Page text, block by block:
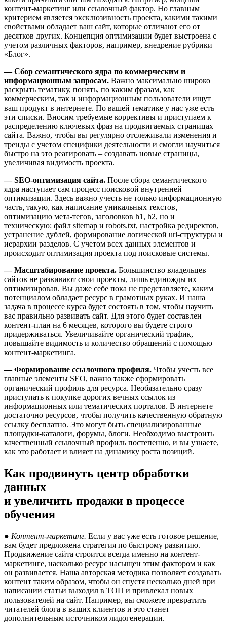
контент-маркетинг или ссылочный фактор. Но главным
критерием является эксклюзивность проекта, какими такими
свойствами обладает ваш сайт, которые отличают его от
десятков других. Концепция оптимизации будет выстроена с
учетом различных факторов, например, внедрение рубрики
«Блог».
— Сбор семантического ядра по коммерческим и
информационным запросам. Важно максимально широко
раскрыть тематику, понять, по каким фразам, как
коммерческим, так и информационным пользователи ищут
ваш продукт в интернете. По вашей тематике у нас уже есть
эти списки. Вносим требуемые коррективы и приступаем к
распределению ключевых фраз на продвигаемых страницах
сайта. Важно, чтобы вы регулярно отслеживали изменения и
тренды с учетом специфики деятельности и смогли научиться
быстро на это реагировать – создавать новые страницы,
увеличивая видимость проекта.
— SEO-оптимизация сайта. После сбора семантического
ядра наступает сам процесс поисковой внутренней
оптимизации. Здесь важно учесть не только информационную
часть, такую, как написание уникальных текстов,
оптимизацию мета-тегов, заголовков h1, h2, но и
техническую: файл sitemap и robots.txt, настройка редиректов,
устранение дублей, формирование логической url-структуры и
иерархии разделов. С учетом всех данных элементов и
происходит оптимизация проекта под поисковые системы.
— Масштабирование проекта. Большинство владельцев
сайтов не развивают свои проекты, лишь единожды их
оптимизировав. Вы даже себе пока не представляете, каким
потенциалом обладает ресурс в грамотных руках. И наша
задача в процессе курса будет состоять в том, чтобы научить
вас правильно развивать сайт. Для этого будет составлен
контент-план на 6 месяцев, которого вы будете строго
придерживаться. Увеличивайте органический трафик,
повышайте видимость и количество обращений с помощью
контент-маркетинга.
— Формирование ссылочного профиля. Чтобы учесть все
главные элементы SEO, важно также сформировать
органический профиль для ресурса. Необязательно сразу
приступать к покупке дорогих вечных ссылок из
информационных или тематических порталов. В интернете
достаточно ресурсов, чтобы получить качественную обратную
ссылку бесплатно. Это могут быть специализированные
площадки-каталоги, форумы, блоги. Необходимо выстроить
качественный ссылочный профиль постепенно, и вы узнаете,
как это работает и влияет на динамику роста позиций.
Как продвинуть центр обработки
данных
и увеличить продажи в процессе
обучения
● Контент-маркетинг. Если у вас уже есть готовое решение,
вам будет предложена стратегия по быстрому развитию.
Продвижение сайта строится всегда именно на контент-
маркетинге, насколько ресурс насыщен этим фактором и как
он развивается. Наша авторская методика позволяет создавать
контент таким образом, чтобы он спустя несколько дней при
написании статьи выходил в ТОП и привлекал новых
пользователей на сайт. Например, вы сможете превратить
читателей блога в ваших клиентов и это станет
дополнительным источником лидогенерации.